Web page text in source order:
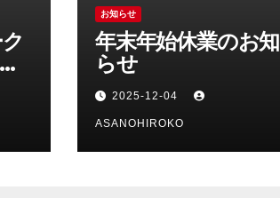
お知らせ
年末年始休業のお知
らせ
2025-12-04
ASANOHIROKO